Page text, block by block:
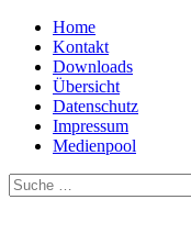
Home
Kontakt
Downloads
Übersicht
Datenschutz
Impressum
Medienpool